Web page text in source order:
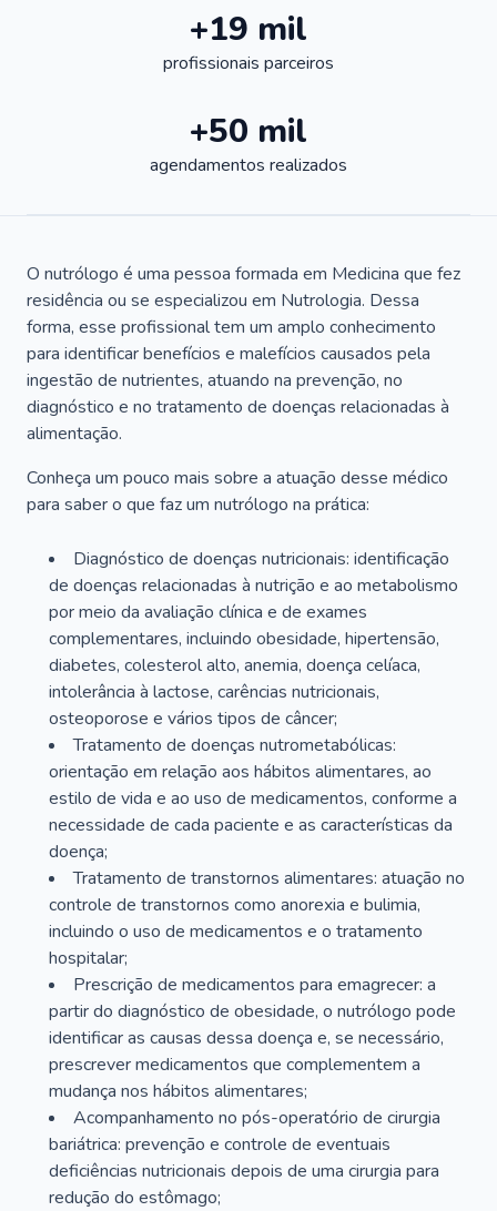
+19 mil
profissionais parceiros
+50 mil
agendamentos realizados
O nutrólogo é uma pessoa formada em Medicina que fez
residência ou se especializou em Nutrologia. Dessa
forma, esse profissional tem um amplo conhecimento
para identificar benefícios e malefícios causados pela
ingestão de nutrientes, atuando na prevenção, no
diagnóstico e no tratamento de doenças relacionadas à
alimentação.
Conheça um pouco mais sobre a atuação desse médico
para saber o que faz um nutrólogo na prática:
Diagnóstico de doenças nutricionais: identificação
de doenças relacionadas à nutrição e ao metabolismo
por meio da avaliação clínica e de exames
complementares, incluindo obesidade, hipertensão,
diabetes, colesterol alto, anemia, doença celíaca,
intolerância à lactose, carências nutricionais,
osteoporose e vários tipos de câncer;
Tratamento de doenças nutrometabólicas:
orientação em relação aos hábitos alimentares, ao
estilo de vida e ao uso de medicamentos, conforme a
necessidade de cada paciente e as características da
doença;
Tratamento de transtornos alimentares: atuação no
controle de transtornos como anorexia e bulimia,
incluindo o uso de medicamentos e o tratamento
hospitalar;
Prescrição de medicamentos para emagrecer: a
partir do diagnóstico de obesidade, o nutrólogo pode
identificar as causas dessa doença e, se necessário,
prescrever medicamentos que complementem a
mudança nos hábitos alimentares;
Acompanhamento no pós-operatório de cirurgia
bariátrica: prevenção e controle de eventuais
deficiências nutricionais depois de uma cirurgia para
redução do estômago;